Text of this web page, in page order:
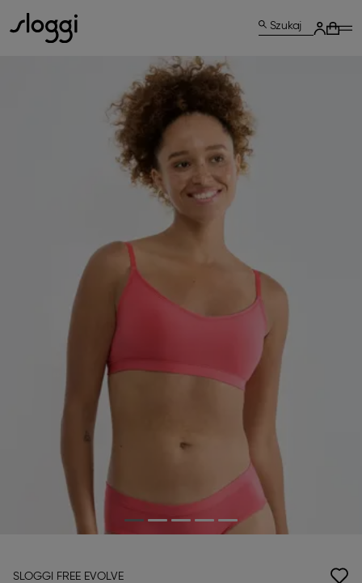
Szukaj
SLOGGI FREE EVOLVE